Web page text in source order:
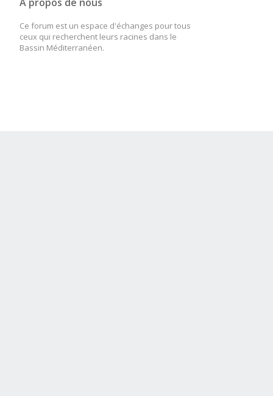
Ce forum est un espace d'échanges pour tous
ceux qui recherchent leurs racines dans le
Bassin Méditerranéen.